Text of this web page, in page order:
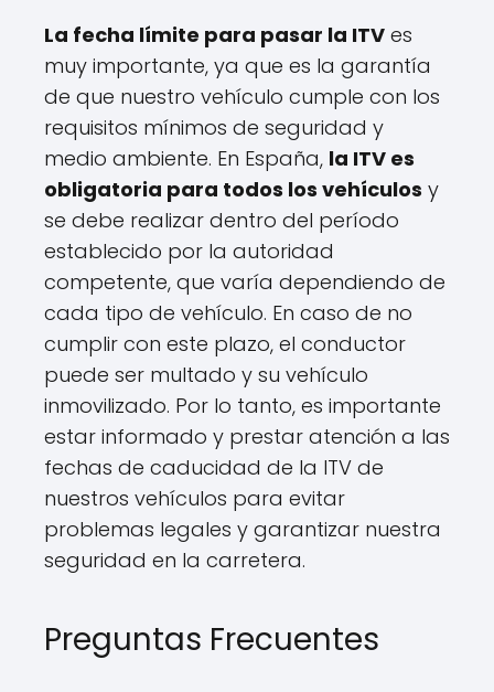
La fecha límite para pasar la ITV es
muy importante, ya que es la garantía
de que nuestro vehículo cumple con los
requisitos mínimos de seguridad y
medio ambiente. En España, la ITV es
obligatoria para todos los vehículos y
se debe realizar dentro del período
establecido por la autoridad
competente, que varía dependiendo de
cada tipo de vehículo. En caso de no
cumplir con este plazo, el conductor
puede ser multado y su vehículo
inmovilizado. Por lo tanto, es importante
estar informado y prestar atención a las
fechas de caducidad de la ITV de
nuestros vehículos para evitar
problemas legales y garantizar nuestra
seguridad en la carretera.
Preguntas Frecuentes